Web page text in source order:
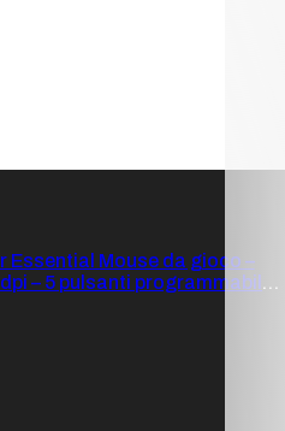
Essential Mouse da gioco –
– 5 pulsanti programmabili –